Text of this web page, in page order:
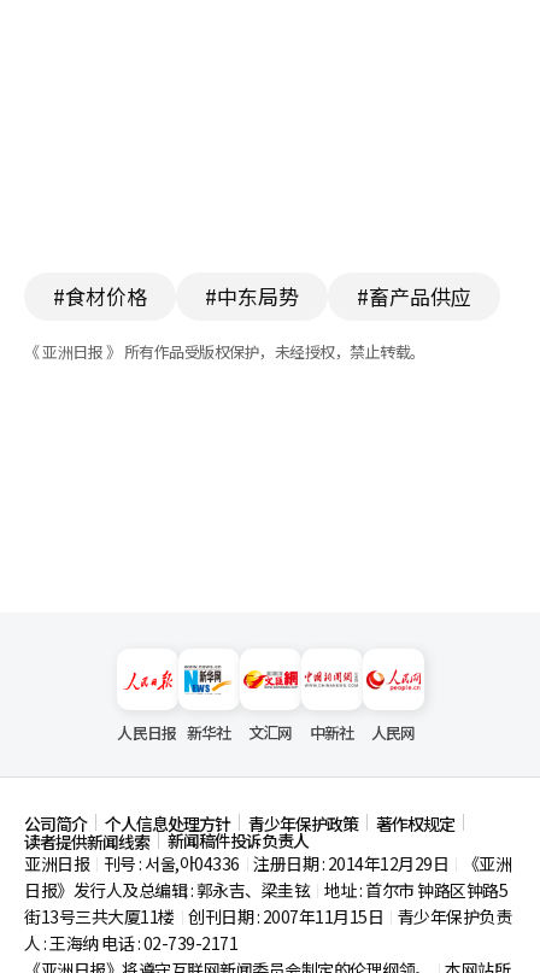
#食材价格 #中东局势 #畜产品供应
《 亚洲日报 》 所有作品受版权保护，未经授权，禁止转载。
人民日报 新华社 文汇网 中新社 人民网
公司简介 个人信息处理方针 青少年保护政策 著作权规定
读者提供新闻线索
新闻稿件投诉负责人
亚洲日报
刊号 : 서울,아04336 注册日期 : 2014年12月29日
《亚洲
日报》发行人及总编辑 : 郭永吉、梁圭铉 地址 : 首尔市钟路区钟路5
街13号三共大厦11楼 创刊日期 : 2007年11月15日
青少年保护负责
人 : 王海纳 电话 : 02-739-2171